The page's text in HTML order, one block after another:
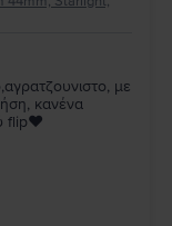
με
κανένα
flip❤️